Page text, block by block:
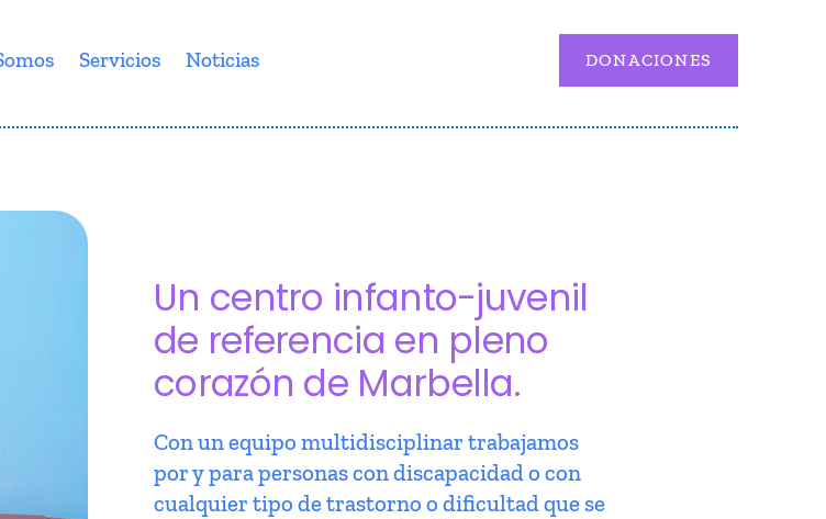
Servicios Noticias DONACIONES
Un centro infanto-juvenil
de referencia en pleno
corazón de Marbella.
Con un equipo multidisciplinar trabajamos
por y para personas con discapacidad o con
cualquier tipo de trastorno o dificultad que se